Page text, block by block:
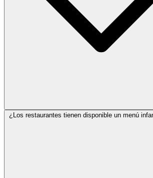
¿Los restaurantes tienen disponible un menú